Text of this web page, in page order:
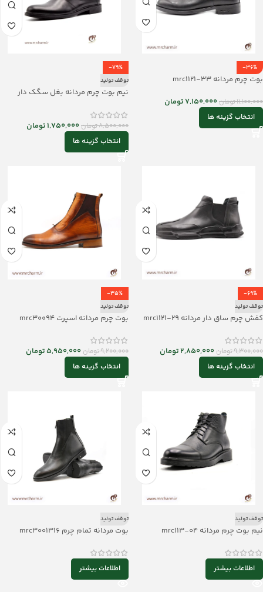
-36%
بوت چرم مردانه mrc1121-33
11,100,000تومان7,150,000تومان
انتخاب گزینه ها
-79%
توقف تولید
نیم بوت چرم مردانه بغل سگک دار
8,500,000تومان1,750,000تومان
انتخاب گزینه ها
-69%
توقف تولید
کفش چرم ساق دار مردانه mrc1121-29
9,300,000تومان2,850,000تومان
انتخاب گزینه ها
-35%
توقف تولید
بوت چرم مردانه اسپرت mrc30094
9,200,000تومان5,950,000تومان
انتخاب گزینه ها
توقف تولید
نیم بوت چرم مردانه mrc113-04
اطلاعات بیشتر
توقف تولید
بوت مردانه تمام چرم mrc3001316
اطلاعات بیشتر